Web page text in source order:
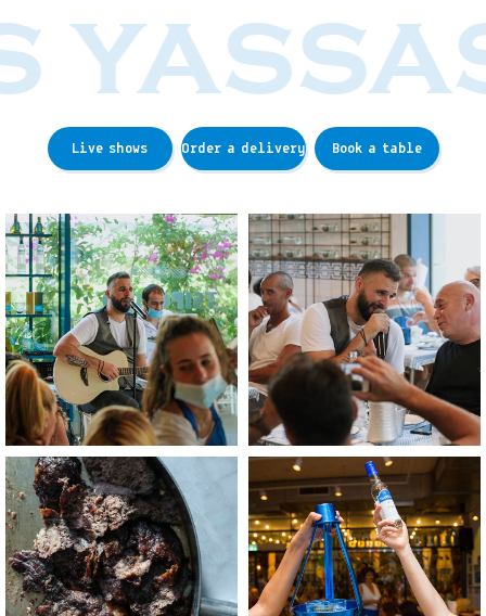
Book a table
Order a delivery
Live shows
לפתיחת
התמונה
בגדול
-
+
לפתיחת
התמונה
בגדול
+
לפתיחת
התמונה
בגדול
-
+
לפתיחת
התמונה
בגדול
-
+